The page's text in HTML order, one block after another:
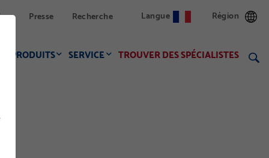
Presse Recherche Langue Région
PRODUITS SERVICE TROUVER DES SPÉCIALISTES